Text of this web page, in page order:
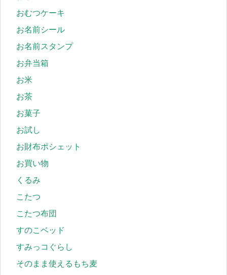
おむつケーキ
お名前シール
お名前スタンプ
お弁当箱
お米
お茶
お菓子
お試し
お財布ポシェット
お買い物
くるみ
こたつ
こたつ布団
すのこベッド
すみっコぐらし
そのまま使えるもち麦